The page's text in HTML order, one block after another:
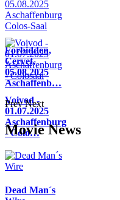
Forbidden,
Cervet,
05.08.2025
Aschaffenb…
Voivod -
01.07.2025
Aschaffenburg
- Colo…
Prev Next
Movie News
Dead Man´s